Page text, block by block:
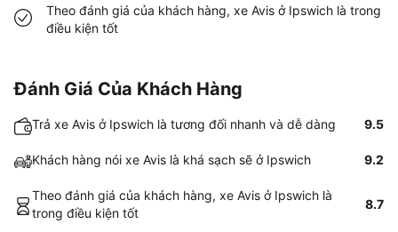
Theo đánh giá của khách hàng, xe Avis ở Ipswich là trong
điều kiện tốt
Đánh Giá Của Khách Hàng
Trả xe Avis ở Ipswich là tương đối nhanh và dễ dàng 9.5
Khách hàng nói xe Avis là khá sạch sẽ ở Ipswich 9.2
Theo đánh giá của khách hàng, xe Avis ở Ipswich là
trong điều kiện tốt
8.7